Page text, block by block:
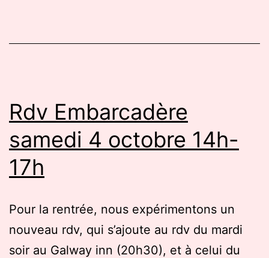
Rdv Embarcadère
samedi 4 octobre 14h-
17h
Pour la rentrée, nous expérimentons un
nouveau rdv, qui s’ajoute au rdv du mardi
soir au Galway inn (20h30), et à celui du